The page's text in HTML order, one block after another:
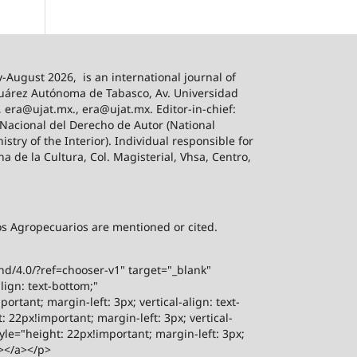
August 2026, is an international journal of
Autónoma de Tabasco, Av. Universidad
era@ujat.mx., era@ujat.mx. Editor-in-chief:
del Derecho de Autor (National
of the Interior). Individual responsible for
de la Cultura, Col. Magisterial, Vhsa, Centro,
Agropecuarios are mentioned or cited.
4.0/?ref=chooser-v1" target="_blank"
text-bottom;"
margin-left: 3px; vertical-align: text-
22px!important; margin-left: 3px; vertical-
22px!important; margin-left: 3px;
a></p>